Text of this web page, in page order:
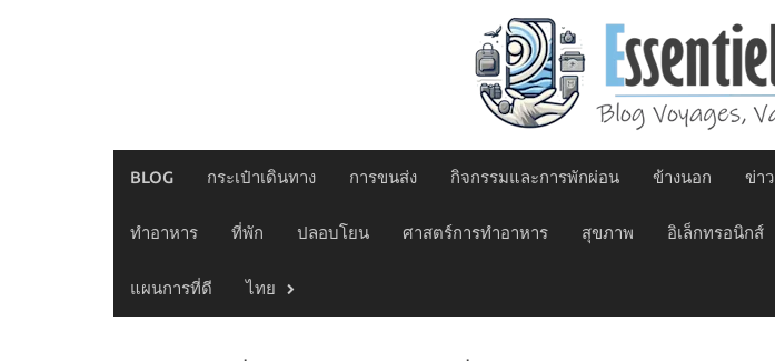
BLOG กระเป๋าเดินทาง การขนส่ง กิจกรรมและการพักผ่อน ข้างนอก ข่าว
ทำอาหาร ที่พัก ปลอบโยน ศาสตร์การทำอาหาร สุขภาพ อิเล็กทรอนิกส์
แผนการที่ดี ไทย